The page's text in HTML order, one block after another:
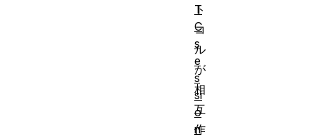
ト
コ
ル
が
相
互
作
T
C
s
e
s
si
o
n